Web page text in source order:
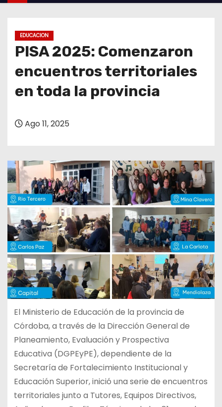
o
EDUCACION
PISA 2025: Comenzaron
encuentros territoriales
en toda la provincia
Ago 11, 2025
El Ministerio de Educación de la provincia de
Córdoba, a través de la Dirección General de
Planeamiento, Evaluación y Prospectiva
Educativa (DGPEyPE), dependiente de la
Secretaría de Fortalecimiento Institucional y
Educación Superior, inició una serie de encuentros
territoriales junto a Tutores, Equipos Directivos,